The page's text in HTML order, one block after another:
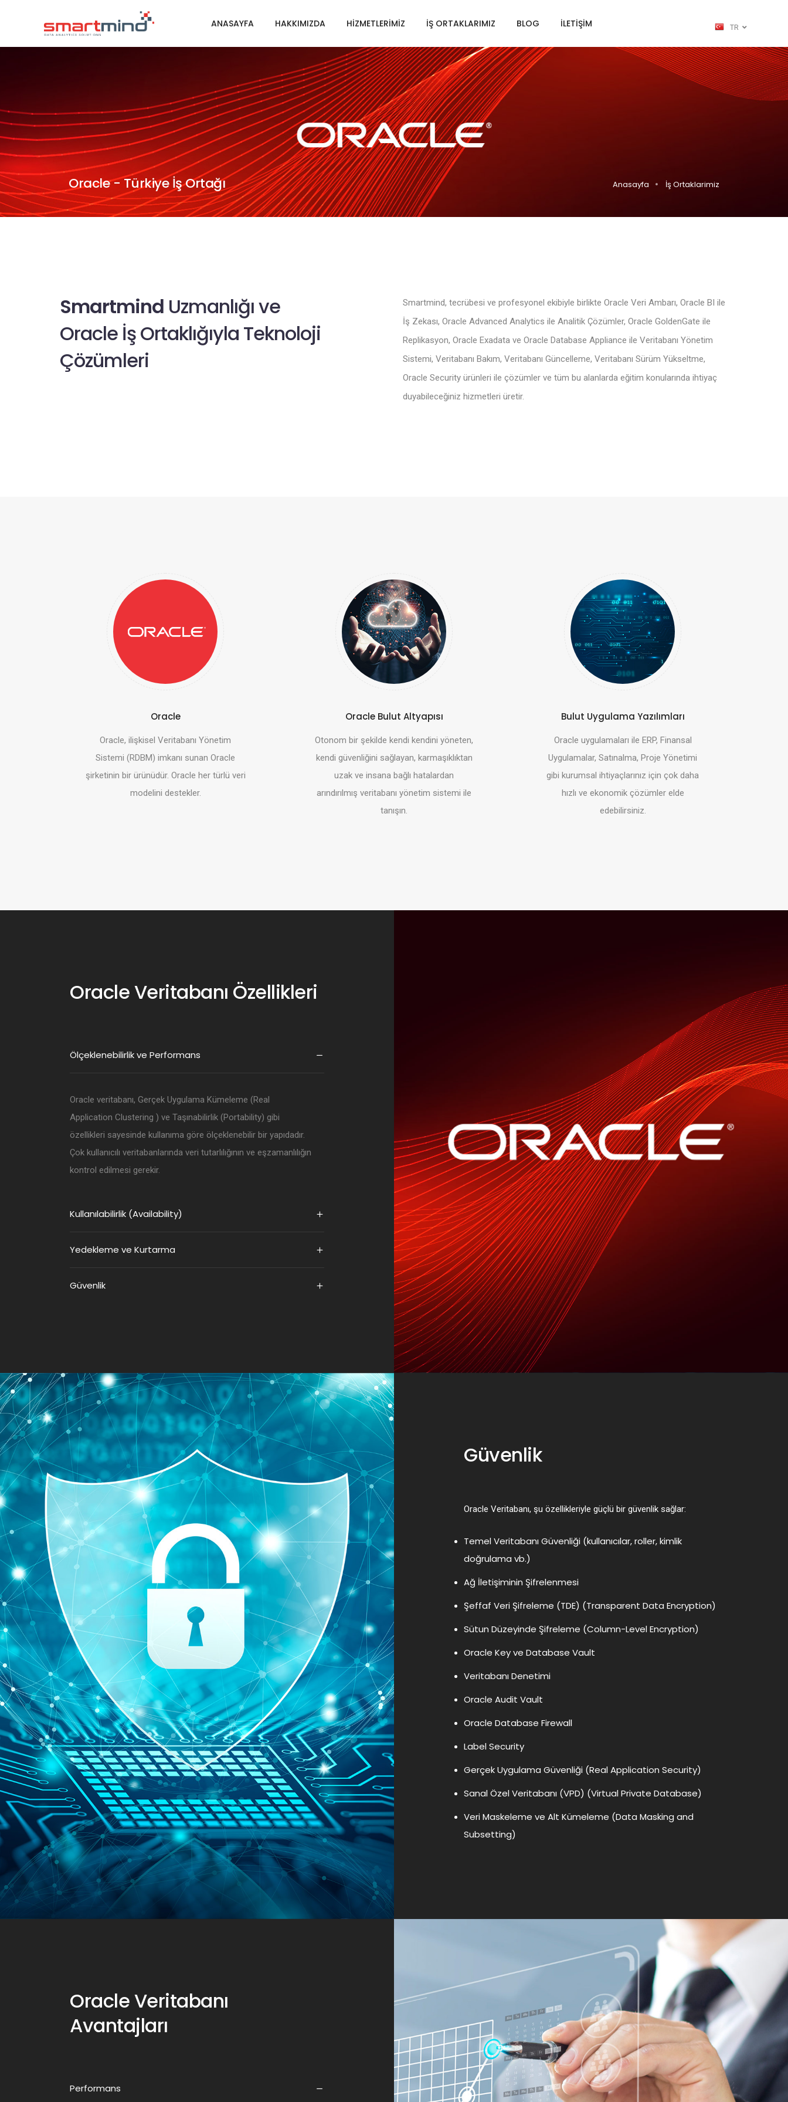
ANASAYFA HAKKIMIZDA HİZMETLERİMİZ İŞ ORTAKLARIMIZ BLOG İLETİŞİM TR
Oracle - Türkiye İş Ortağı Anasayfa İş Ortaklarimiz
Smartmind Uzmanlığı ve
Oracle İş Ortaklığıyla Teknoloji
Çözümleri
Smartmind, tecrübesi ve profesyonel ekibiyle birlikte Oracle Veri Ambarı, Oracle BI ile
İş Zekası, Oracle Advanced Analytics ile Analitik Çözümler, Oracle GoldenGate ile
Replikasyon, Oracle Exadata ve Oracle Database Appliance ile Veritabanı Yönetim
Sistemi, Veritabanı Bakım, Veritabanı Güncelleme, Veritabanı Sürüm Yükseltme,
Oracle Security ürünleri ile çözümler ve tüm bu alanlarda eğitim konularında ihtiyaç
duyabileceğiniz hizmetleri üretir.
Oracle
Oracle, ilişkisel Veritabanı Yönetim
Sistemi (RDBM) imkanı sunan Oracle
şirketinin bir ürünüdür. Oracle her türlü veri
modelini destekler.
Oracle Bulut Altyapısı
Otonom bir şekilde kendi kendini yöneten,
kendi güvenliğini sağlayan, karmaşıklıktan
uzak ve insana bağlı hatalardan
arındırılmış veritabanı yönetim sistemi ile
tanışın.
Bulut Uygulama Yazılımları
Oracle uygulamaları ile ERP, Finansal
Uygulamalar, Satınalma, Proje Yönetimi
gibi kurumsal ihtiyaçlarınız için çok daha
hızlı ve ekonomik çözümler elde
edebilirsiniz.
Oracle Veritabanı Özellikleri
Ölçeklenebilirlik ve Performans
Oracle veritabanı, Gerçek Uygulama Kümeleme (Real
Application Clustering ) ve Taşınabilirlik (Portability) gibi
özellikleri sayesinde kullanıma göre ölçeklenebilir bir yapıdadır.
Çok kullanıcılı veritabanlarında veri tutarlılığının ve eşzamanlılığın
kontrol edilmesi gerekir.
Kullanılabilirlik (Availability)
Yedekleme ve Kurtarma
Güvenlik
Güvenlik
Oracle Veritabanı, şu özellikleriyle güçlü bir güvenlik sağlar:
Temel Veritabanı Güvenliği (kullanıcılar, roller, kimlik
doğrulama vb.)
Ağ İletişiminin Şifrelenmesi
Şeffaf Veri Şifreleme (TDE) (Transparent Data Encryption)
Sütun Düzeyinde Şifreleme (Column-Level Encryption)
Oracle Key ve Database Vault
Veritabanı Denetimi
Oracle Audit Vault
Oracle Database Firewall
Label Security
Gerçek Uygulama Güvenliği (Real Application Security)
Sanal Özel Veritabanı (VPD) (Virtual Private Database)
Veri Maskeleme ve Alt Kümeleme (Data Masking and
Subsetting)
Oracle Veritabanı
Avantajları
Performans